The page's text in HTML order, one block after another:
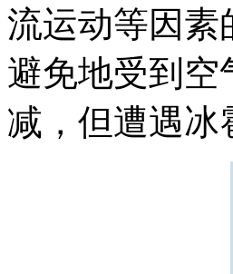
流运动等因素
避免地受到空
减，但遭遇冰